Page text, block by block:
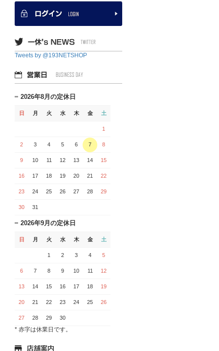
Tweets by @193NETSHOP
2026年8月の定休日
日 月 火 水 木 金 土
1
2 3 4 5 6 7 8
9 10 11 12 13 14 15
16 17 18 19 20 21 22
23 24 25 26 27 28 29
30 31
2026年9月の定休日
日 月 火 水 木 金 土
1 2 3 4 5
6 7 8 9 10 11 12
13 14 15 16 17 18 19
20 21 22 23 24 25 26
27 28 29 30
* 赤字は休業日です。